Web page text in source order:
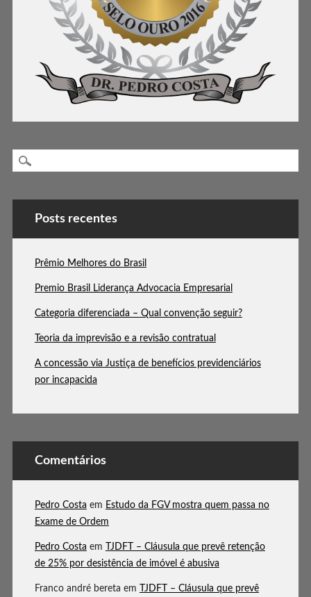
Posts recentes
Prêmio Melhores do Brasil
Premio Brasil Liderança Advocacia Empresarial
Categoria diferenciada – Qual convenção seguir?
Teoria da imprevisão e a revisão contratual
A concessão via Justiça de benefícios previdenciários
por incapacida
Comentários
Pedro Costa em Estudo da FGV mostra quem passa no
Exame de Ordem
Pedro Costa em
TJDFT – Cláusula que prevê retenção
de 25% por desistência de imóvel é abusiva
Franco andré bereta em
TJDFT – Cláusula que prevê